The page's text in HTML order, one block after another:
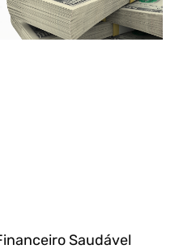
Saudável